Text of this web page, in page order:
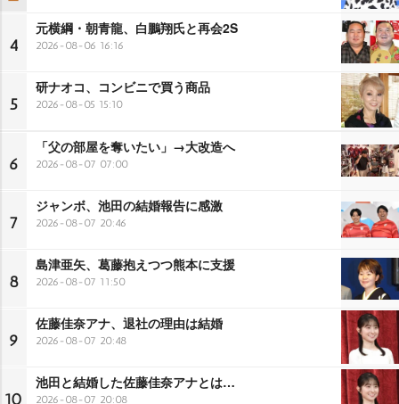
4
元横綱・朝青龍、白鵬翔氏と再会2S
2026-08-06 16:16
5
研ナオコ、コンビニで買う商品
2026-08-05 15:10
6
「父の部屋を奪いたい」→大改造へ
2026-08-07 07:00
7
ジャンボ、池田の結婚報告に感激
2026-08-07 20:46
8
島津亜矢、葛藤抱えつつ熊本に支援
2026-08-07 11:50
9
佐藤佳奈アナ、退社の理由は結婚
2026-08-07 20:48
10
池田と結婚した佐藤佳奈アナとは…
2026-08-07 20:08